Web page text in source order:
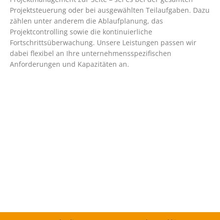
Projektsteuerung oder bei ausgewählten Teilaufgaben. Dazu
zählen unter anderem die Ablaufplanung, das
Projektcontrolling sowie die kontinuierliche
Fortschrittsüberwachung. Unsere Leistungen passen wir
dabei flexibel an Ihre unternehmensspezifischen
Anforderungen und Kapazitäten an.